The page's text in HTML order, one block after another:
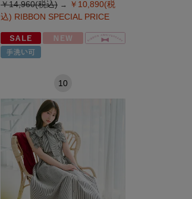
￥14,960(税込)
￥10,890(税
込) RIBBON SPECIAL PRICE
10